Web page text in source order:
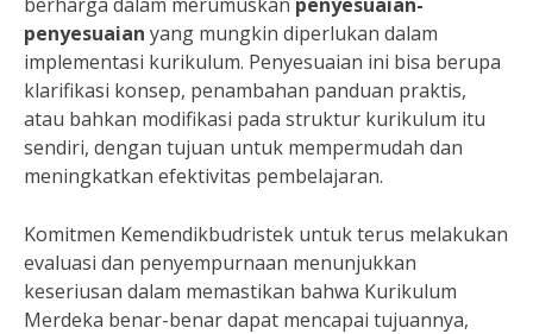
penyesuaian yang mungkin diperlukan dalam
implementasi kurikulum. Penyesuaian ini bisa berupa
klarifikasi konsep, penambahan panduan praktis,
atau bahkan modifikasi pada struktur kurikulum itu
sendiri, dengan tujuan untuk mempermudah dan
meningkatkan efektivitas pembelajaran.
Komitmen Kemendikbudristek untuk terus melakukan
evaluasi dan penyempurnaan menunjukkan
keseriusan dalam memastikan bahwa Kurikulum
Merdeka benar-benar dapat mencapai tujuannya,